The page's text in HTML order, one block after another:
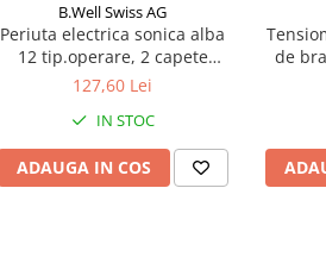
B.Well Swiss AG
Periuta electrica sonica alba
12 tip.operare, 2 capete
B.Well USB MED-870 Zephyr
127,60 Lei
IN STOC
ADAUGA IN COS
de